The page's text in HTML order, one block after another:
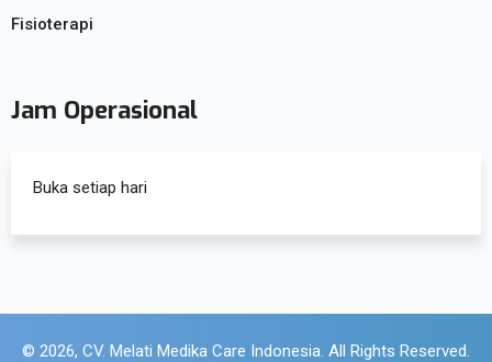
Fisioterapi
Jam Operasional
Buka setiap hari
© 2026, CV. Melati Medika Care Indonesia. All Rights Reserved.